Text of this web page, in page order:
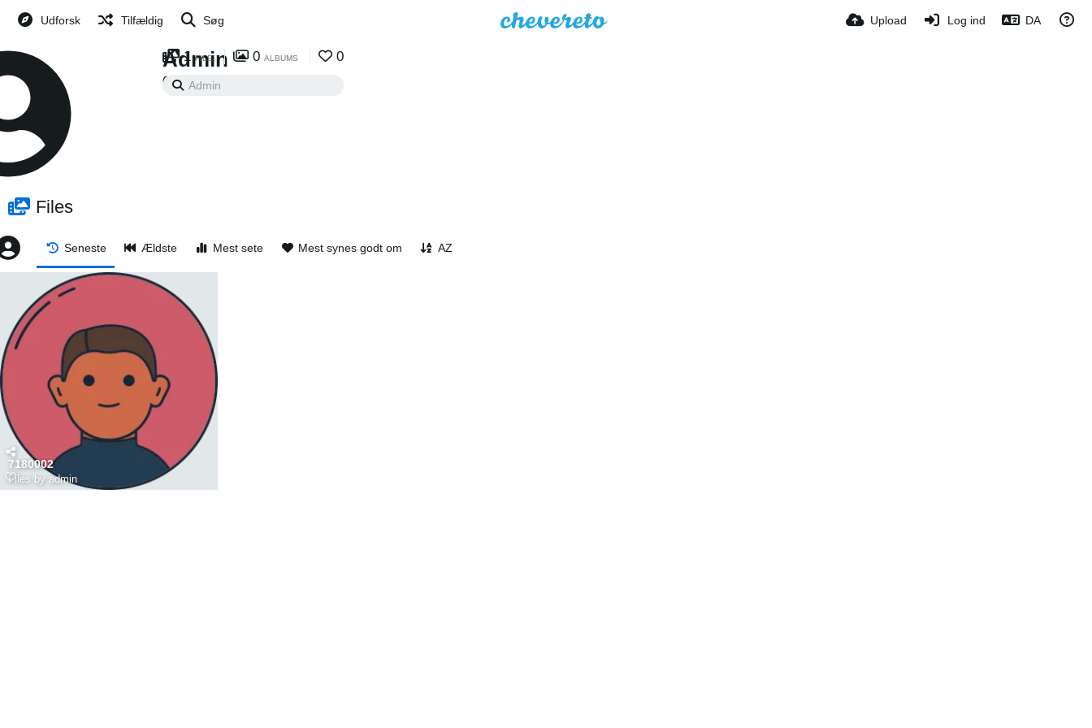
Udforsk Tilfældig Søg Upload Log ind DA
Admin
0 FØLGER
1 FILE 0 ALBUMS 0
Files
Seneste Ældste Mest sete Mest synes godt om AZ
7180002
Files by admin